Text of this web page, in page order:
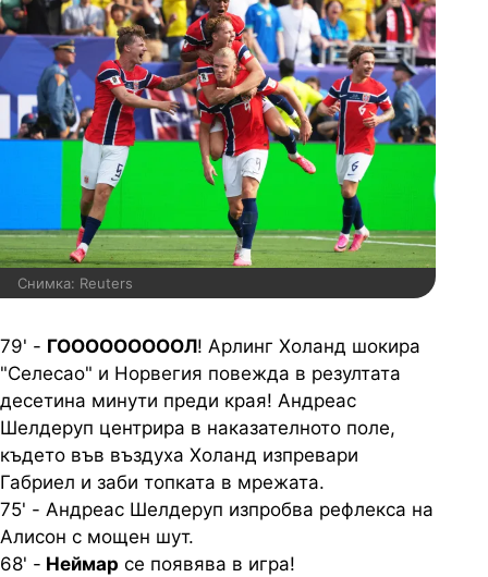
Снимка: Reuters
79' - ГОООООООООЛ! Арлинг Холанд шокира
"Селесао" и Норвегия повежда в резултата
десетина минути преди края! Андреас
Шелдеруп центрира в наказателното поле,
където във въздуха Холанд изпревари
Габриел и заби топката в мрежата.
75' - Андреас Шелдеруп изпробва рефлекса на
Алисон с мощен шут.
68' - Неймар се появява в игра!